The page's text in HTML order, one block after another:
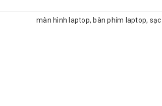
màn hình laptop, bàn phím laptop,